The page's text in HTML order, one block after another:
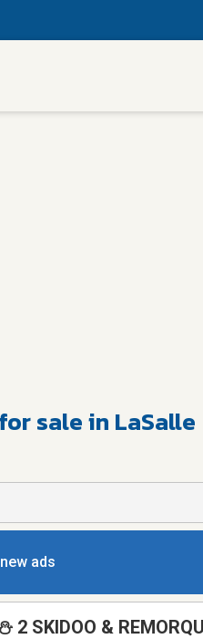
sale in LaSalle
ads
2 SKIDOO &